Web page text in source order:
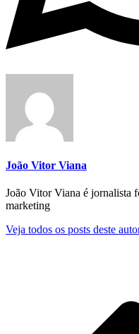
João Vitor Viana
João Vitor Viana é jornalista
marketing
Veja todos os posts deste